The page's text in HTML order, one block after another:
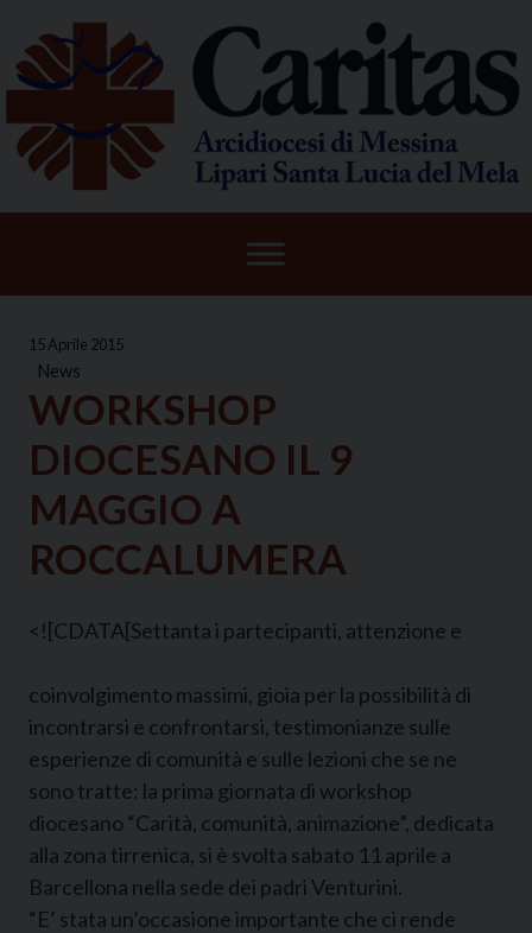
content
15 Aprile 2015
News
WORKSHOP
DIOCESANO IL 9
MAGGIO A
ROCCALUMERA
<![CDATA[Settanta i partecipanti, attenzione e
coinvolgimento massimi, gioia per la possibilità di
incontrarsi e confrontarsi, testimonianze sulle
esperienze di comunità e sulle lezioni che se ne
sono tratte: la prima giornata di workshop
diocesano “Carità, comunità, animazione”, dedicata
alla zona tirrenica, si è svolta sabato 11 aprile a
Barcellona nella sede dei padri Venturini.
“E’ stata un’occasione importante che ci rende